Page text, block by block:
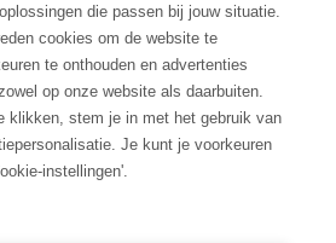
die passen bij jouw situatie.
cookies om de website te
te onthouden en advertenties
op onze website als daarbuiten.
klikken, stem je in met het gebruik van
Je kunt je voorkeuren
instellingen'.